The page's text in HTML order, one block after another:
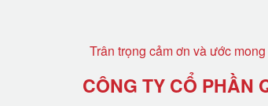
Trân trọng cảm ơn và ước
CÔNG TY CỔ PHẦN